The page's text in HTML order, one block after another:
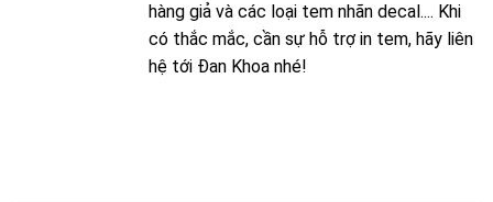
hàng giả và các loại tem nhãn decal.... Khi
có thắc mắc, cần sự hỗ trợ in tem, hãy liên
hệ tới Đan Khoa nhé!